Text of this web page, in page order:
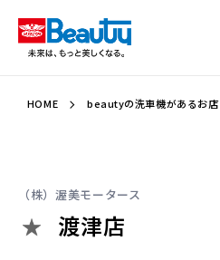
HOME beautyの洗車機があるお店
（株）渥美モータース
渡津店